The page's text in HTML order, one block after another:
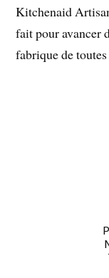
Kitchenaid
fait pour avancer
fabrique de